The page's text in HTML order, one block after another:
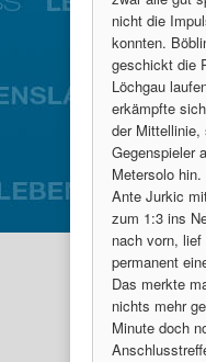
nicht die
konnten.
geschickt die
Löchgau
erkämpfte
der
Gegenspieler
Metersolo
Ante Jurkic
zum 1:3 ins
nach vorn,
permanent
Das merkte
nichts mehr
Minute doch